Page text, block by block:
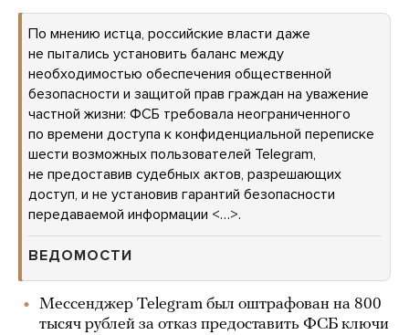
По мнению истца, российские власти даже
не пытались установить баланс между
необходимостью обеспечения общественной
безопасности и защитой прав граждан на уважение
частной жизни: ФСБ требовала неограниченного
по времени доступа к конфиденциальной переписке
шести возможных пользователей Telegram,
не предоставив судебных актов, разрешающих
доступ, и не установив гарантий безопасности
передаваемой информации <…>.
ВЕДОМОСТИ
Мессенджер Telegram был оштрафован на 800
тысяч рублей за отказ предоставить ФСБ ключи